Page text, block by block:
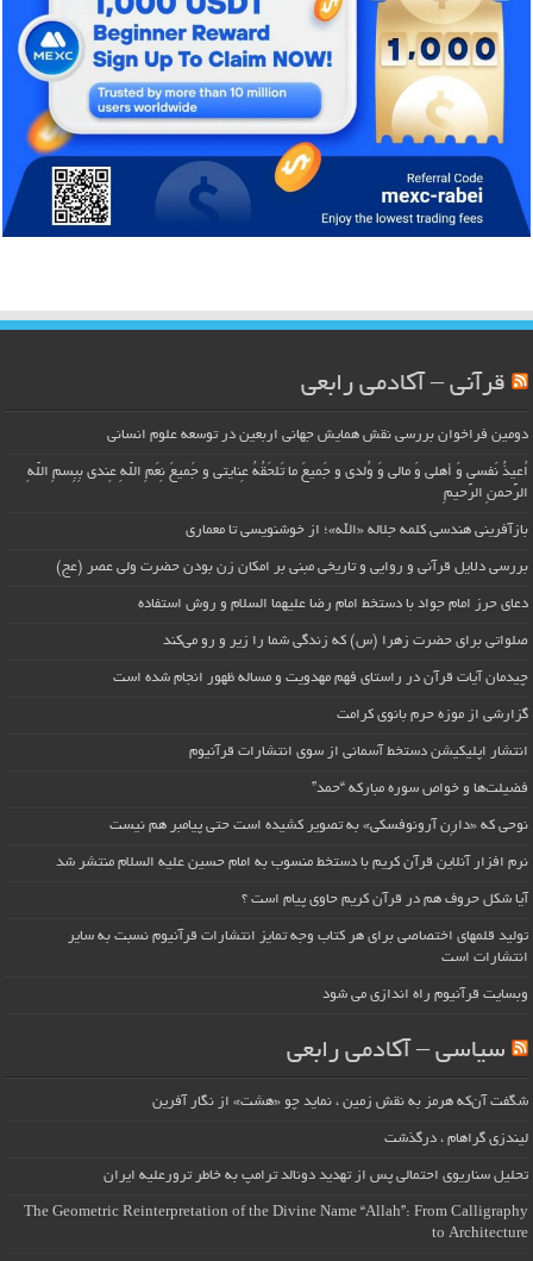
قرآنی – آکادمی رابعی
دومین فراخوان بررسی نقش همایش جهانی اربعین در توسعه علوم انسانی
اُعیذُ نَفسی وَ أهلی وَ مالی وَ وُلدی و جَمیعَ ما تَلحَقُهُ عِنایتی و جَمیعَ نِعَمِ اللّهِ عِندی بِبِسمِ اللّهِ
الرَّحمنِ الرَّحیمِ
بازآفرینی هندسی کلمه جلاله «الله»؛ از خوشنویسی تا معماری
بررسی دلایل قرآنی و روایی و تاریخی مبنی بر امکان زن بودن حضرت ولی عصر (عج)
دعای حرز امام جواد با دستخط امام رضا علیهما السلام و روش استفاده
صلواتی برای حضرت زهرا (س) که زندگی شما را زیر و رو می‌کند
چیدمان آیات قرآن در راستای فهم مهدویت و مساله ظهور انجام شده است
گزارشی از موزه حرم بانوی کرامت
انتشار اپلیکیشن دستخط آسمانی از سوی انتشارات قرآنیوم
فضیلت‌ها و خواص سوره مبارکه “حمد”
نوحی که «دارِن آرونوفسکی» به تصویر کشیده است حتی پیامبر هم نیست
نرم افزار آنلاین قرآن کریم با دستخط منسوب به امام حسین علیه السلام منتشر شد
آیا شکل حروف هم در قرآن کریم حاوی پیام است ؟
تولید قلمهای اختصاصی برای هر کتاب وجه تمایز انتشارات قرآنیوم نسبت به سایر
انتشارات است
وبسایت قرآنیوم راه اندازی می شود
سیاسی – آکادمی رابعی
شگفت آن‌که هرمز به نقش زمین ، نماید چو «هشت» از نگار آفرین
لیندزی گراهام ، درگذشت
تحلیل سناریوی احتمالی پس از تهدید دونالد ترامپ به خاطر ترورعلیه ایران
The Geometric Reinterpretation of the Divine Name “Allah”: From Calligraphy
to Architecture